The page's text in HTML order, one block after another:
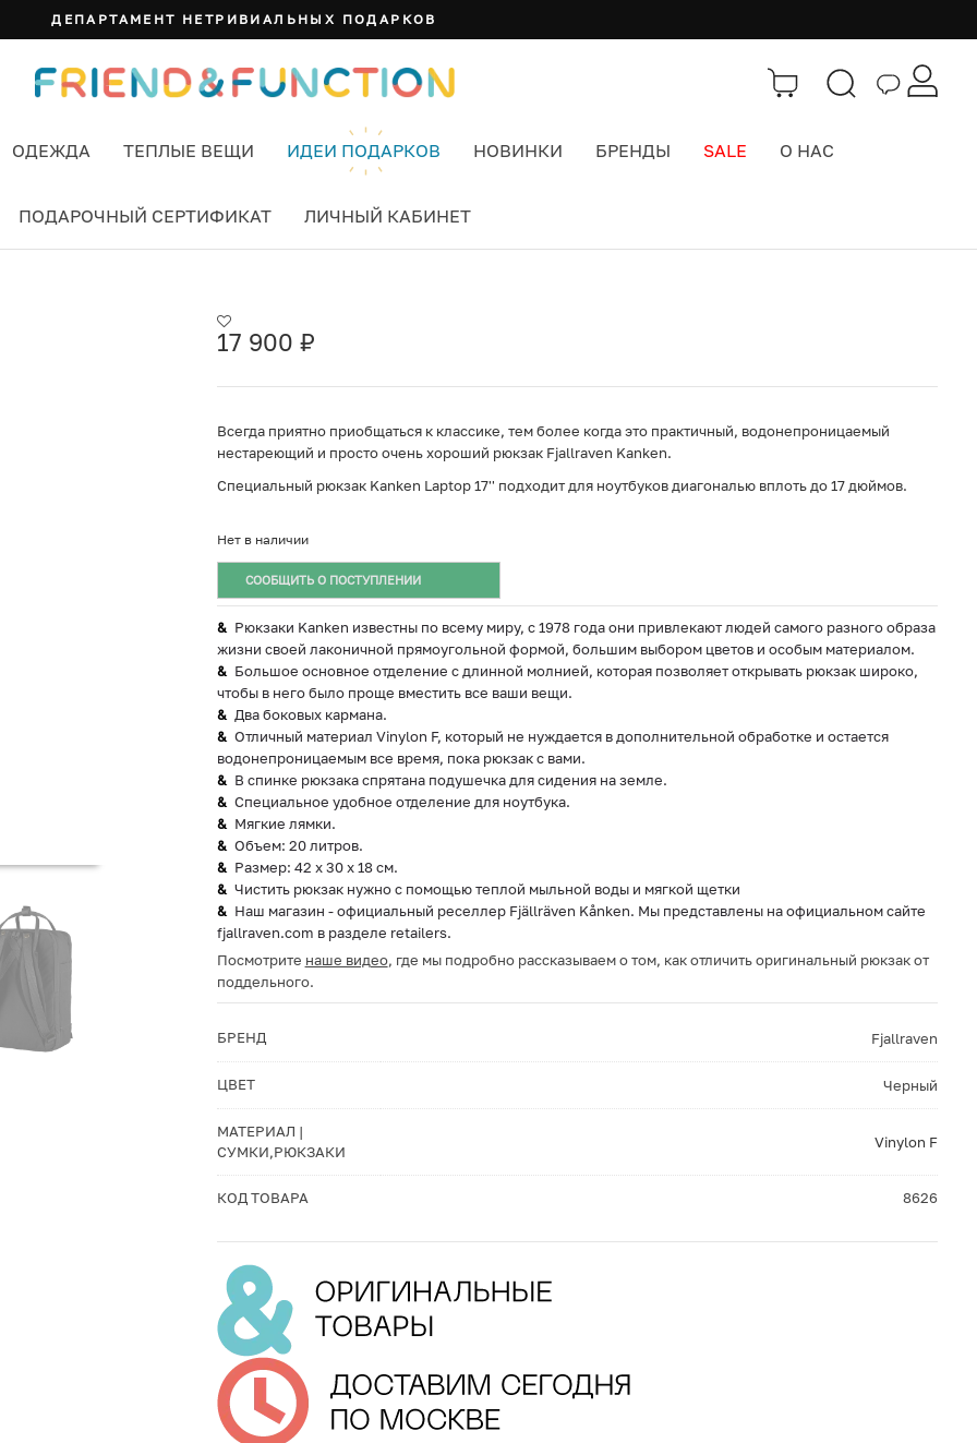
ДЕПАРТАМЕНТ НЕТРИВИАЛЬНЫХ ПОДАРКОВ
ОДЕЖДА ТЕПЛЫЕ ВЕЩИ ИДЕИ ПОДАРКОВ НОВИНКИ БРЕНДЫ SALE О НАС
ПОДАРОЧНЫЙ СЕРТИФИКАТ ЛИЧНЫЙ КАБИНЕТ
17 900 ₽
Всегда приятно приобщаться к классике, тем более когда это практичный, водонепроницаемый
нестареющий и просто очень хороший рюкзак Fjallraven Kanken.
Специальный рюкзак Kanken Laptop 17'' подходит для ноутбуков диагональю вплоть до 17 дюймов.
Нет в наличии
СООБЩИТЬ О ПОСТУПЛЕНИИ
Рюкзаки Kanken известны по всему миру, с 1978 года они привлекают людей самого разного образа
жизни своей лаконичной прямоугольной формой, большим выбором цветов и особым материалом.
Большое основное отделение с длинной молнией, которая позволяет открывать рюкзак широко,
чтобы в него было проще вместить все ваши вещи.
Два боковых кармана.
Отличный материал Vinylon F, который не нуждается в дополнительной обработке и остается
водонепроницаемым все время, пока рюкзак с вами.
В спинке рюкзака спрятана подушечка для сидения на земле.
Специальное удобное отделение для ноутбука.
Мягкие лямки.
Объем: 20 литров.
Размер: 42 х 30 x 18 см.
Чистить рюкзак нужно с помощью теплой мыльной воды и мягкой щетки
Наш магазин - официальный реселлер Fjällräven Kånken. Мы представлены на официальном сайте
fjallraven.com в разделе retailers.
Посмотрите наше видео, где мы подробно рассказываем о том, как отличить оригинальный рюкзак от
поддельного.
БРЕНД Fjallraven
ЦВЕТ Черный
МАТЕРИАЛ |
СУМКИ,РЮКЗАКИ
Vinylon F
КОД ТОВАРА 8626